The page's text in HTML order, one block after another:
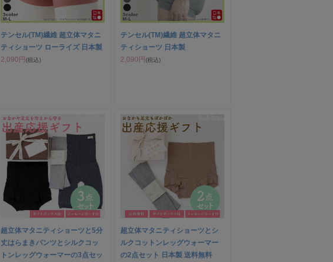
テンセル(TM)繊維 超立体マタニ
ティショーツ ローライズ 日本製
2,090円(税込)
テンセル(TM)繊維 超立体マタニ
ティショーツ 日本製
2,090円(税込)
超立体マタニティショーツと5分
丈はらまきパンツとシルクコッ
トンレッグウォーマーの3点セッ
超立体マタニティショーツとシ
ルクコットンレッグウォーマー
の2点セット 日本製 送料無料